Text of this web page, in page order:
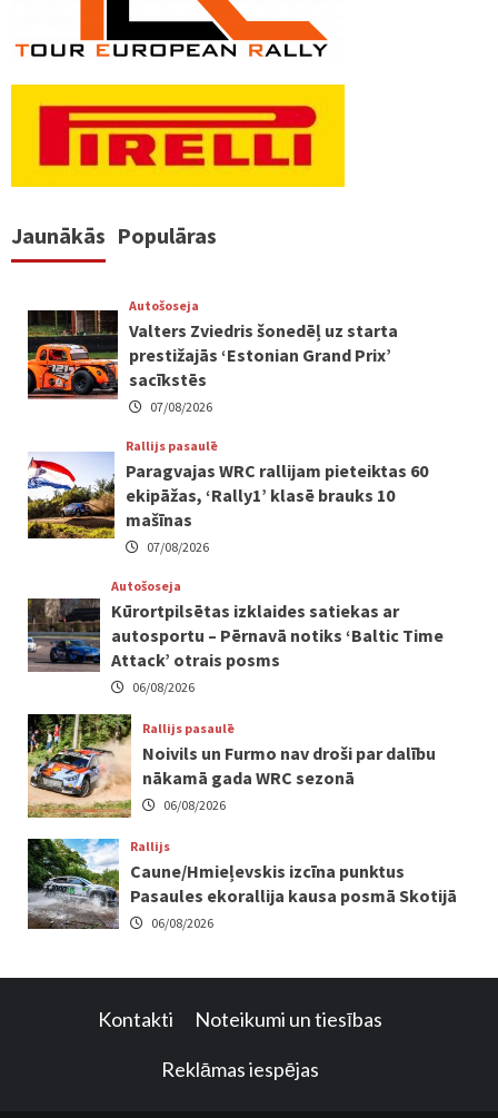
Jaunākās Populāras
Autošoseja
Valters Zviedris šonedēļ uz starta
prestižajās ‘Estonian Grand Prix’
sacīkstēs
07/08/2026
Rallijs pasaulē
Paragvajas WRC rallijam pieteiktas 60
ekipāžas, ‘Rally1’ klasē brauks 10
mašīnas
07/08/2026
Autošoseja
Kūrortpilsētas izklaides satiekas ar
autosportu – Pērnavā notiks ‘Baltic Time
Attack’ otrais posms
06/08/2026
Rallijs pasaulē
Noivils un Furmo nav droši par dalību
nākamā gada WRC sezonā
06/08/2026
Rallijs
Caune/Hmieļevskis izcīna punktus
Pasaules ekorallija kausa posmā Skotijā
06/08/2026
Kontakti Noteikumi un tiesības
Reklāmas iespējas